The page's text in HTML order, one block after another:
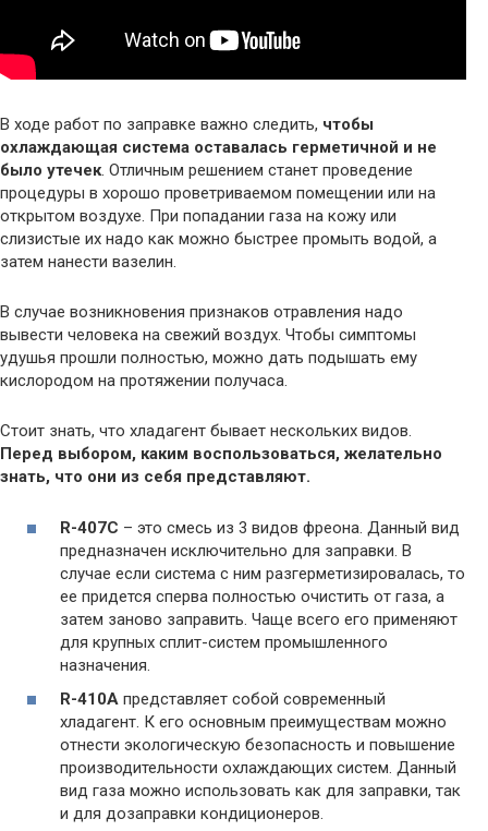
В ходе работ по заправке важно следить, чтобы
охлаждающая система оставалась герметичной и не
было утечек. Отличным решением станет проведение
процедуры в хорошо проветриваемом помещении или на
открытом воздухе. При попадании газа на кожу или
слизистые их надо как можно быстрее промыть водой, а
затем нанести вазелин.
В случае возникновения признаков отравления надо
вывести человека на свежий воздух. Чтобы симптомы
удушья прошли полностью, можно дать подышать ему
кислородом на протяжении получаса.
Стоит знать, что хладагент бывает нескольких видов.
Перед выбором, каким воспользоваться, желательно
знать, что они из себя представляют.
R-407C – это смесь из 3 видов фреона. Данный вид
предназначен исключительно для заправки. В
случае если система с ним разгерметизировалась, то
ее придется сперва полностью очистить от газа, а
затем заново заправить. Чаще всего его применяют
для крупных сплит-систем промышленного
назначения.
R-410A представляет собой современный
хладагент. К его основным преимуществам можно
отнести экологическую безопасность и повышение
производительности охлаждающих систем. Данный
вид газа можно использовать как для заправки, так
и для дозаправки кондиционеров.